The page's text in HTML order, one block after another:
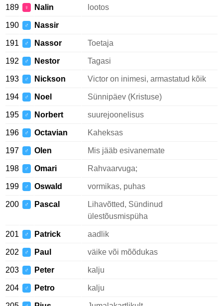
189 ♀ Nalin lootos
190 ♂ Nassir
191 ♂ Nassor Toetaja
192 ♂ Nestor Tagasi
193 ♂ Nickson Victor on inimesi, armastatud kõik
194 ♂ Noel Sünnipäev (Kristuse)
195 ♂ Norbert suurejoonelisus
196 ♂ Octavian Kaheksas
197 ♂ Olen Mis jääb esivanemate
198 ♂ Omari Rahvaarvuga;
199 ♂ Oswald vormikas, puhas
200 ♂ Pascal
Lihavõtted, Sündinud
ülestõusmispüha
201 ♂ Patrick aadlik
202 ♂ Paul väike või mõõdukas
203 ♂ Peter kalju
204 ♂ Petro kalju